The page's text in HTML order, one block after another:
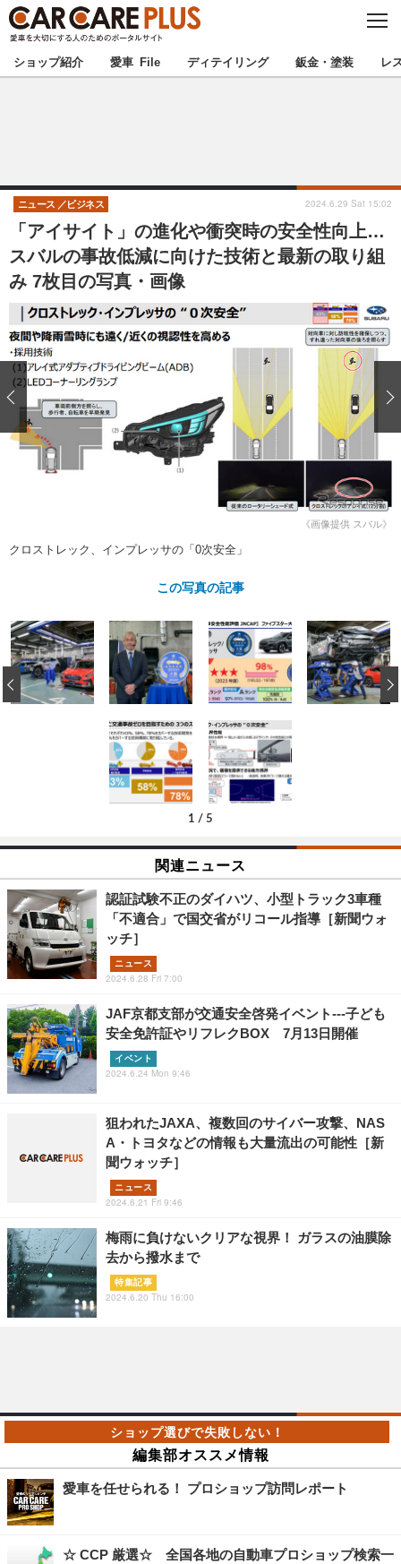
C
S
E
★カーケアプラス認定★ 厳選プロショップを地域から探す
甲信越 北陸
東海 関西
中国
九州 沖縄
注目の記事
ショップレポート 愛車 File
自動車豆知識 ストップ！不具合修理＆粗悪修理
ディテイリング
ディテイリング
コーティング
鈑金・塗装
カーメーカー「旧車」関連プロジェ
ショップレポート
レストア
カーメーカー「旧車」関連プロジ
インタビュー
イベント告知 イベントレポート
ショップ紹介 愛車 File ディテイリング 鈑金・塗装 レ
「アイサイト」の進化や衝突時の安全性向上…
スバルの事故低減に向けた技術と最新の取り組
み 7枚目の写真・画像
ニュース ビジネス 2024.6.29 Sat 15:02
《画像提供 スバル》
クロストレック、インプレッサの「0次安全」
この写真の記事
1 / 5
‹
関連ニュース
認証試験不正のダイハツ、小型トラック3車種
「不適合」で国交省がリコール指導［新聞ウォ
ッチ］
ニュース
2024.6.28 Fri 7:00
JAF京都支部が交通安全啓発イベント---子ども
安全免許証やリフレクBOX 7月13日開催
イベント
2024.6.24 Mon 9:46
狙われたJAXA、複数回のサイバー攻撃、NAS
A・トヨタなどの情報も大量流出の可能性［新
聞ウォッチ］
ニュース
2024.6.21 Fri 9:46
梅雨に負けないクリアな視界！ ガラスの油膜除
去から撥水まで
特集記事
2024.6.20 Thu 16:00
編集部オススメ情報
愛車を任せられる！ プロショップ訪問レポート
☆ CCP 厳選☆ 全国各地の自動車プロショップ検索一